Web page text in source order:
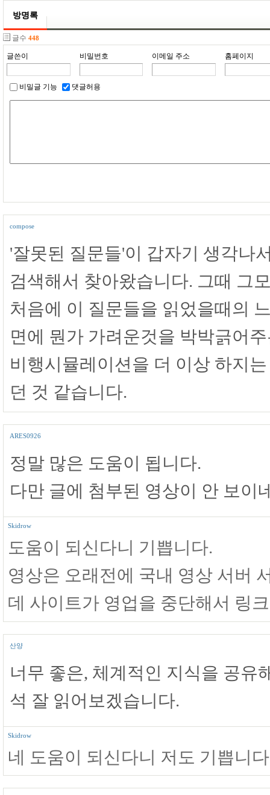
방명록
글수 448
글쓴이 비밀번호 이메일 주소 홈페이지
비밀글 기능 댓글허용
compose
'잘못된 질문들'이 갑자기 생각나
검색해서 찾아왔습니다. 그때 그
처음에 이 질문들을 읽었을때의
면에 뭔가 가려운것을 박박긁어
비행시뮬레이션을 더 이상 하지
던 것 같습니다.
ARES0926
정말 많은 도움이 됩니다.
다만 글에 첨부된 영상이 안 보이
Skidrow
도움이 되신다니 기쁩니다.
영상은 오래전에 국내 영상 서버
데 사이트가 영업을 중단해서 링
산양
너무 좋은, 체계적인 지식을 공유
석 잘 읽어보겠습니다.
Skidrow
네 도움이 되신다니 저도 기쁩니